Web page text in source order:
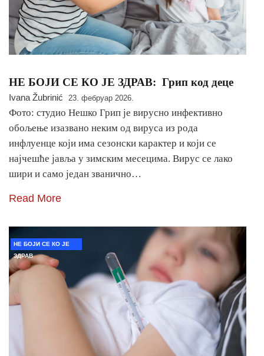
НЕ БОЈИ СЕ КО ЈЕ ЗДРАВ: Грип код деце
Ivana Žubrinić 23. фебруар 2026.
Фото: студио Нешко Грип је вирусно инфективно
обољење изазвано неким од вируса из рода
инфлуенце који има сезонски карактер и који се
најчешће јавља у зимским месецима. Вирус се лако
шири и само један званично…
Read More
НЕ БОЈИ СЕ КО ЈЕ
ЗДРАВ